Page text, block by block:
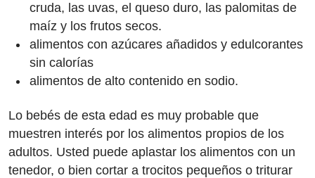
cruda, las uvas, el queso duro, las palomitas de
maíz y los frutos secos.
alimentos con azúcares añadidos y edulcorantes
sin calorías
alimentos de alto contenido en sodio.
Lo bebés de esta edad es muy probable que
muestren interés por los alimentos propios de los
adultos. Usted puede aplastar los alimentos con un
tenedor, o bien cortar a trocitos pequeños o triturar